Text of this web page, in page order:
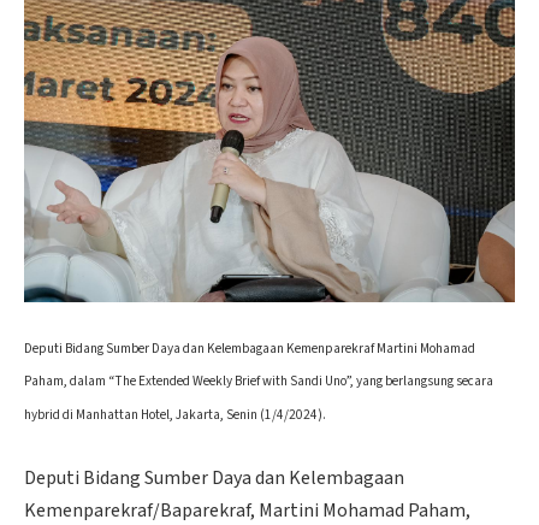
Deputi Bidang Sumber Daya dan Kelembagaan Kemenparekraf Martini Mohamad
Paham, dalam “The Extended Weekly Brief with Sandi Uno”, yang berlangsung secara
hybrid di Manhattan Hotel, Jakarta, Senin (1/4/2024).
Deputi Bidang Sumber Daya dan Kelembagaan
Kemenparekraf/Baparekraf, Martini Mohamad Paham,